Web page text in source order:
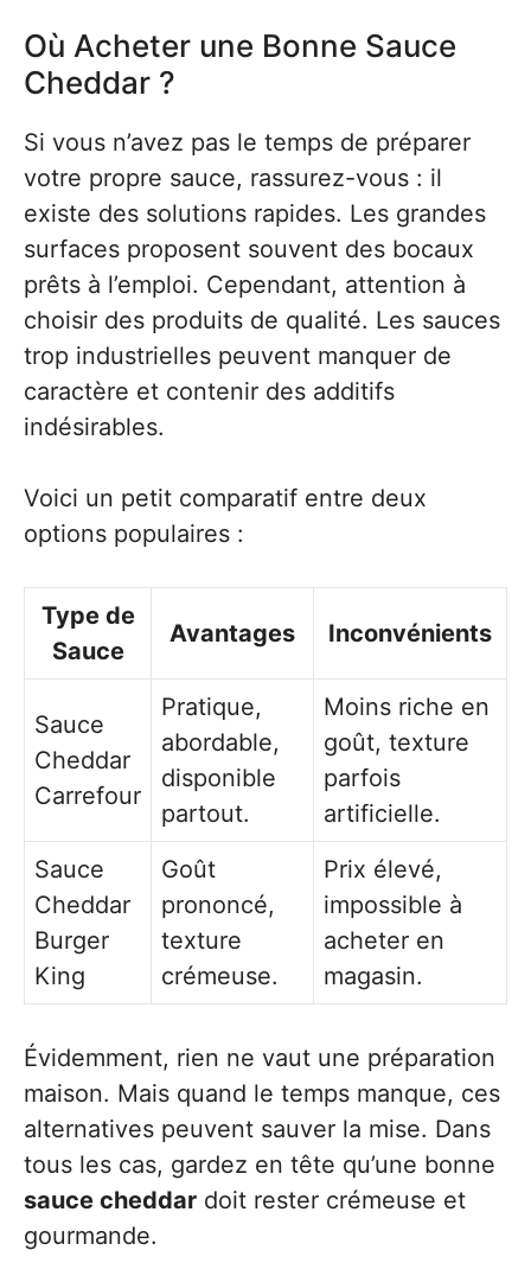
Où Acheter une Bonne Sauce
Cheddar ?
Si vous n’avez pas le temps de préparer
votre propre sauce, rassurez-vous : il
existe des solutions rapides. Les grandes
surfaces proposent souvent des bocaux
prêts à l’emploi. Cependant, attention à
choisir des produits de qualité. Les sauces
trop industrielles peuvent manquer de
caractère et contenir des additifs
indésirables.
Voici un petit comparatif entre deux
options populaires :
Type de
Sauce
Avantages Inconvénients
Sauce
Cheddar
Carrefour
Pratique,
abordable,
disponible
partout.
Moins riche en
goût, texture
parfois
artificielle.
Sauce
Cheddar
Burger
King
Goût
prononcé,
texture
crémeuse.
Prix élevé,
impossible à
acheter en
magasin.
Évidemment, rien ne vaut une préparation
maison. Mais quand le temps manque, ces
alternatives peuvent sauver la mise. Dans
tous les cas, gardez en tête qu’une bonne
sauce cheddar doit rester crémeuse et
gourmande.